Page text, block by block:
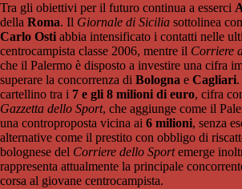
Tra gli obiettivi per il futuro continua a esserci
della Roma. Il Giornale di Sicilia sottolinea
Carlo Osti abbia intensificato i contatti nelle
centrocampista classe 2006, mentre il Corriere
che il Palermo è disposto a investire una cifra
superare la concorrenza di Bologna e Cagliari
cartellino tra i 7 e gli 8 milioni di euro, cifra
Gazzetta dello Sport, che aggiunge come il
una controproposta vicina ai 6 milioni, senza
alternative come il prestito con obbligo di
bolognese del Corriere dello Sportemerge
rappresenta attualmente la principale
corsa al giovane centrocampista.